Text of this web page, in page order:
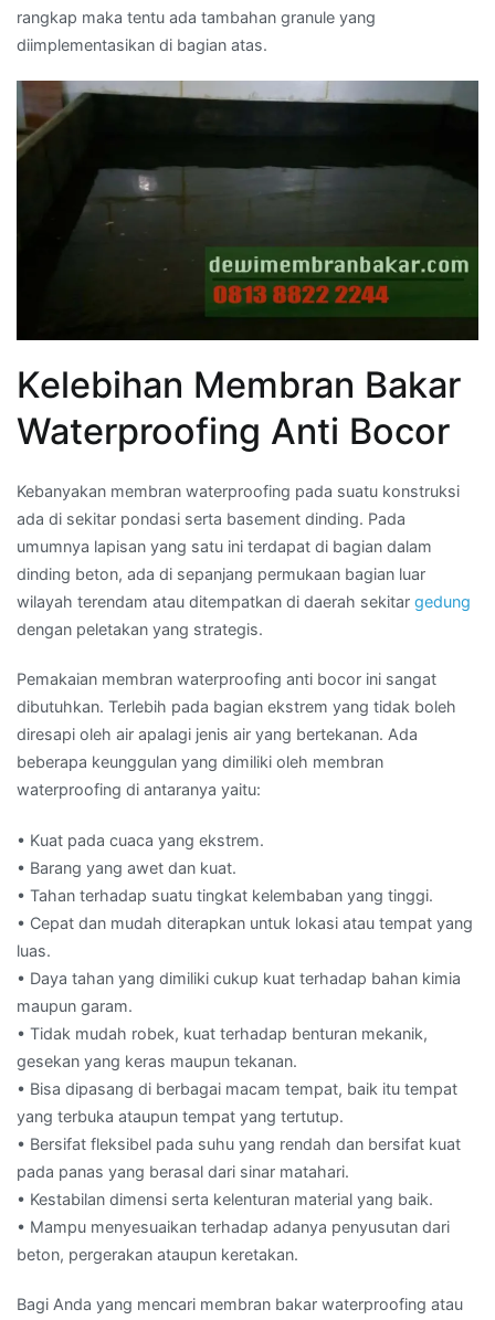
rangkap maka tentu ada tambahan granule yang
diimplementasikan di bagian atas.
Kelebihan Membran Bakar
Waterproofing Anti Bocor
Kebanyakan membran waterproofing pada suatu konstruksi
ada di sekitar pondasi serta basement dinding. Pada
umumnya lapisan yang satu ini terdapat di bagian dalam
dinding beton, ada di sepanjang permukaan bagian luar
wilayah terendam atau ditempatkan di daerah sekitar gedung
dengan peletakan yang strategis.
Pemakaian membran waterproofing anti bocor ini sangat
dibutuhkan. Terlebih pada bagian ekstrem yang tidak boleh
diresapi oleh air apalagi jenis air yang bertekanan. Ada
beberapa keunggulan yang dimiliki oleh membran
waterproofing di antaranya yaitu:
• Kuat pada cuaca yang ekstrem.
• Barang yang awet dan kuat.
• Tahan terhadap suatu tingkat kelembaban yang tinggi.
• Cepat dan mudah diterapkan untuk lokasi atau tempat yang
luas.
• Daya tahan yang dimiliki cukup kuat terhadap bahan kimia
maupun garam.
• Tidak mudah robek, kuat terhadap benturan mekanik,
gesekan yang keras maupun tekanan.
• Bisa dipasang di berbagai macam tempat, baik itu tempat
yang terbuka ataupun tempat yang tertutup.
• Bersifat fleksibel pada suhu yang rendah dan bersifat kuat
pada panas yang berasal dari sinar matahari.
• Kestabilan dimensi serta kelenturan material yang baik.
• Mampu menyesuaikan terhadap adanya penyusutan dari
beton, pergerakan ataupun keretakan.
Bagi Anda yang mencari membran bakar waterproofing atau